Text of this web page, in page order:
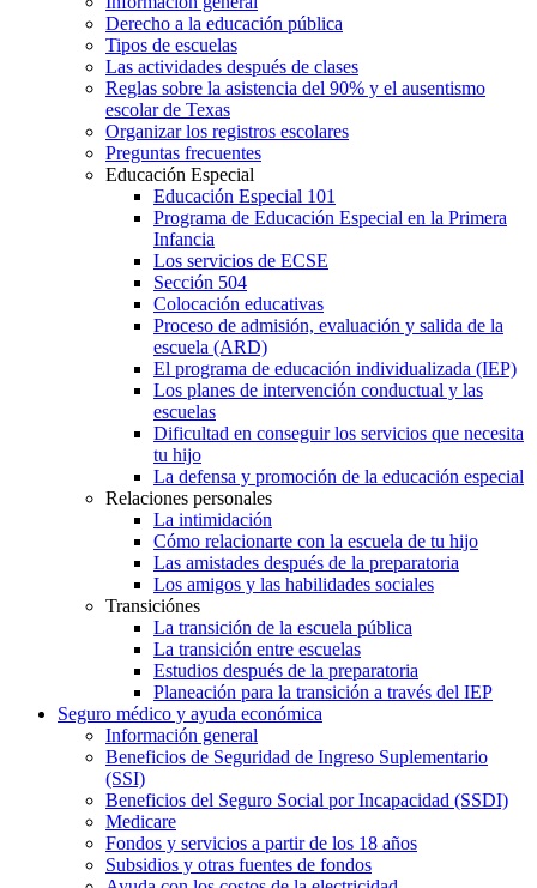
Derecho a la educación pública
Tipos de escuelas
Las actividades después de clases
Reglas sobre la asistencia del 90% y el ausentismo
escolar de Texas
Organizar los registros escolares
Preguntas frecuentes
Educación Especial
Educación Especial 101
Programa de Educación Especial en la Primera
Infancia
Los servicios de ECSE
Sección 504
Colocación educativas
Proceso de admisión, evaluación y salida de la
escuela (ARD)
El programa de educación individualizada (IEP)
Los planes de intervención conductual y las
escuelas
Dificultad en conseguir los servicios que necesita
tu hijo
La defensa y promoción de la educación especial
Relaciones personales
La intimidación
Cómo relacionarte con la escuela de tu hijo
Las amistades después de la preparatoria
Los amigos y las habilidades sociales
Transiciónes
La transición de la escuela pública
La transición entre escuelas
Estudios después de la preparatoria
Planeación para la transición a través del IEP
Seguro médico y ayuda económica
Información general
Beneficios de Seguridad de Ingreso Suplementario
(SSI)
Beneficios del Seguro Social por Incapacidad (SSDI)
Medicare
Fondos y servicios a partir de los 18 años
Subsidios y otras fuentes de fondos